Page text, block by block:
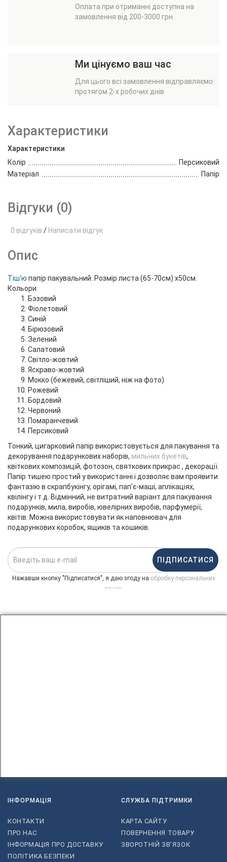
Оплата при отриманні доступна на
замовлення від 200-3000 грн.
Ми цінуємо ваш час
Для цього всі замовлення відправляємо
протягом 2-х робочих днів
Характеристики
Характеристики
Колір
Персиковий
Матеріал
Папір
Відгуки (0)
0 відгуків / Написати відгук
Опис
Тіш'ю папір пакувальний. Розмір листа (65-70см) х50см.
Кольори:
Бэзовий
Фіолетовий
Синій
Бірюзовий
Зелений
Салатовий
Світло-жовтий
Яскраво-жовтий
Мокко (бежевий, світліший, ніж на фото)
Рожевий
Бордовий
Червоний
Помаранчевий
Персиковий
Тонкий, цигарковий папір використовується для пакування та
декорування подарункових наборів, мильних букетів,
квіткових композицій, фотозон, святкових прикрас , декорації.
Папір тишею простий у використанні і дозволяє вам проявити
фантазію в скрапбукінгу, орігамі, пап'є-маші, аплікаціях,
квілінгу і т.д. Відмінний, не витратний варіант для пакування
подарунків, мила, виробів, ювелірних виробів, парфумерії,
квітів. Можна використовувати як наповнювач для
подарункових коробок, ящиків та кошиків.
ПІДПИСАТИСЯ
Нажавши кнопку "Підписатися", я даю згоду на обробку персональних
даних
ІНФОРМАЦІЯ
КОНТАКТИ
ПРО НАС
ІНФОРМАЦІЯ ПРО ДОСТАВКУ
ПОЛІТИКА БЕЗПЕКИ
СЛУЖБА ПІДТРИМКИ
КАРТА САЙТУ
ПОВЕРНЕННЯ ТОВАРУ
ЗВОРОТНІЙ ЗВ’ЯЗОК